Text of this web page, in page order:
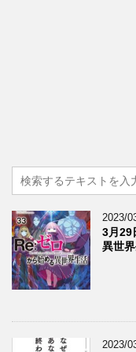
2023/
3月29
異世
2023/